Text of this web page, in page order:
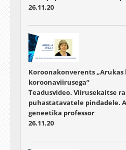
26.11.20
Koroonakonverents
koroonaviirusega“
Teadusvideo. Viirusekaitse
puhastatavatele pindadele.
geneetika professor
26.11.20